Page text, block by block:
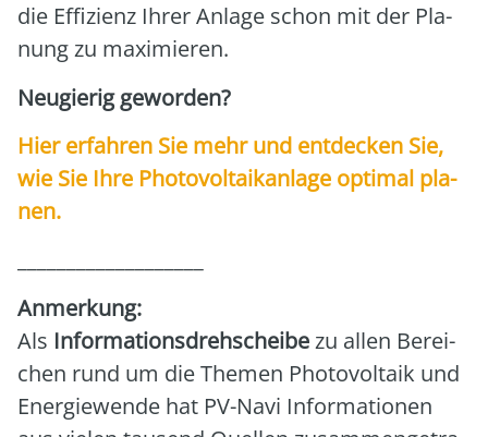
die Effi­zi­enz Ihrer Anla­ge schon mit der Pla­
nung zu maxi­mie­ren.
Neu­gie­rig gewor­den?
Hier erfah­ren Sie mehr und ent­de­cken Sie,
wie Sie Ihre Pho­to­vol­ta­ik­an­la­ge opti­mal pla­
nen.
Anmer­kung:
Als Infor­ma­ti­ons­dreh­schei­bezu allen Berei­
chen rund um die The­men Pho­to­vol­ta­ik und
Ener­gie­wen­de hat PV-Navi Infor­ma­tio­nen